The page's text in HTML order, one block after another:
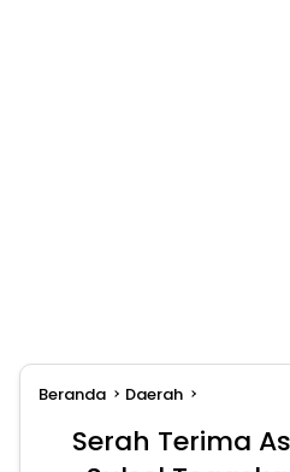
Beranda Daerah
Serah Terima